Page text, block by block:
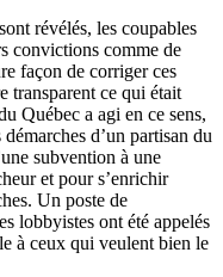
révélés, les coupables
convictions comme de
façon de corriger ces
transparent ce qui était
Québec a agi en ce sens,
d’un partisan du
subvention à une
et pour s’enrichir
Un poste de
lobbyistes ont été appelés
à ceux qui veulent bien le